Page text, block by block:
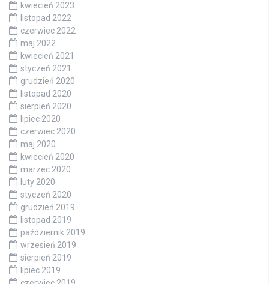
kwiecień 2023
listopad 2022
czerwiec 2022
maj 2022
kwiecień 2021
styczeń 2021
grudzień 2020
listopad 2020
sierpień 2020
lipiec 2020
czerwiec 2020
maj 2020
kwiecień 2020
marzec 2020
luty 2020
styczeń 2020
grudzień 2019
listopad 2019
październik 2019
wrzesień 2019
sierpień 2019
lipiec 2019